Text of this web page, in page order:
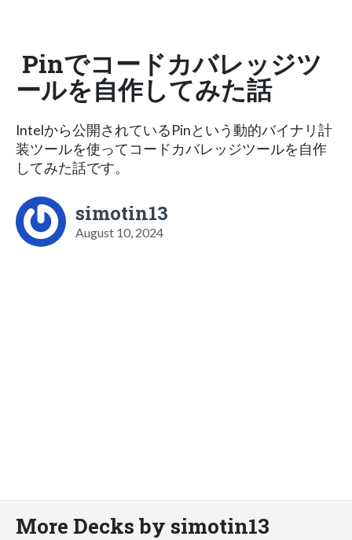
Pinでコードカバレッジツ
ールを自作してみた話
Intelから公開されているPinという動的バイナリ計
装ツールを使ってコードカバレッジツールを自作
してみた話です。
simotin13
August 10, 2024
More Decks by simotin13